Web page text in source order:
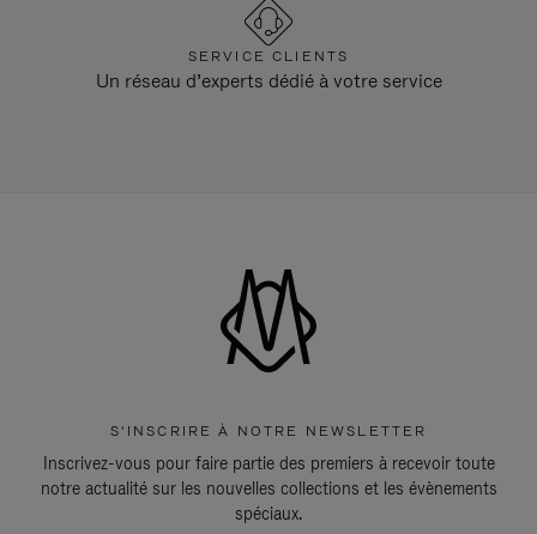
SERVICE CLIENTS
Un réseau d’experts dédié à votre service
S'INSCRIRE À NOTRE NEWSLETTER
Inscrivez-vous pour faire partie des premiers à recevoir toute
notre actualité sur les nouvelles collections et les évènements
spéciaux.